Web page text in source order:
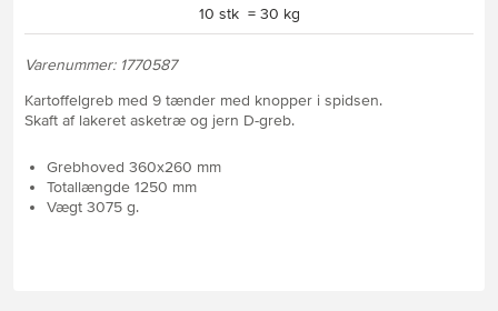
10 stk = 30 kg
Varenummer: 1770587
Kartoffelgreb med 9 tænder med knopper i spidsen.
Skaft af lakeret asketræ og jern D-greb.
Grebhoved 360x260 mm
Totallængde 1250 mm
Vægt 3075 g.